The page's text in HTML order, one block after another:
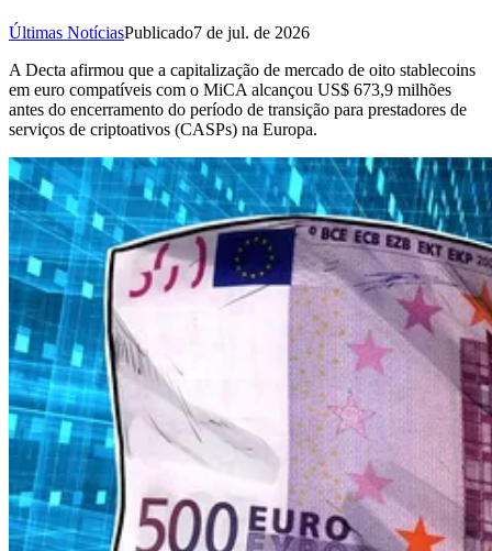
Últimas NotíciasPublicado7 de jul. de 2026
A Decta afirmou que a capitalização de mercado de oito stablecoins
em euro compatíveis com o MiCA alcançou US$ 673,9 milhões
antes do encerramento do período de transição para prestadores de
serviços de criptoativos (CASPs) na Europa.